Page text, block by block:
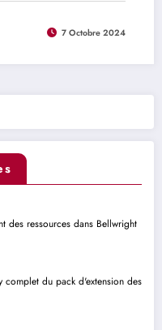
7 Octobre 2024
des ressources dans Bellwright
complet du pack d'extension des